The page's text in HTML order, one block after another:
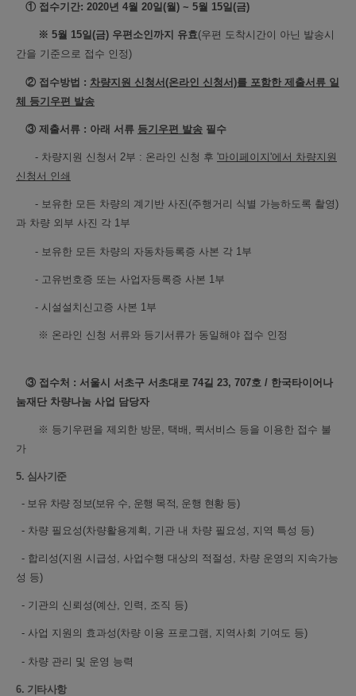
① 접수기간: 2020년 4월 20일(월) ~ 5월 15일(금)
※ 5월 15일(금) 우편소인까지 유효(우편 도착시간이 아닌 발송시
간을 기준으로 접수 인정)
② 접수방법 : 차량지원 신청서(온라인 신청서)를 포함한 제출서류 일
체 등기우편 발송
③ 제출서류 : 아래 서류 등기우편 발송 필수
- 차량지원 신청서 2부 : 온라인 신청 후 '마이페이지'에서 차량지원
신청서 인쇄
- 보유한 모든 차량의 계기반 사진(주행거리 식별 가능하도록 촬영)
과 차량 외부 사진 각 1부
- 보유한 모든 차량의 자동차등록증 사본 각 1부
- 고유번호증 또는 사업자등록증 사본 1부
- 시설설치신고증 사본 1부
※ 온라인 신청 서류와 등기서류가 동일해야 접수 인정
③ 접수처 : 서울시 서초구 서초대로 74길 23, 707호 / 한국타이어나
눔재단 차량나눔 사업 담당자
※ 등기우편을 제외한 방문, 택배, 퀵서비스 등을 이용한 접수 불
가
5. 심사기준
- 보유 차량 정보(보유 수, 운행 목적, 운행 현황 등)
- 차량 필요성(차량활용계획, 기관 내 차량 필요성, 지역 특성 등)
- 합리성(지원 시급성, 사업수행 대상의 적절성, 차량 운영의 지속가능
성 등)
- 기관의 신뢰성(예산, 인력, 조직 등)
- 사업 지원의 효과성(차량 이용 프로그램, 지역사회 기여도 등)
- 차량 관리 및 운영 능력
6. 기타사항